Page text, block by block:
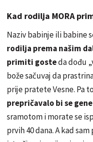
Kad rodilja MORA
Naziv babinje ili babine
rodilja prema našim
primiti gosteda dođu
bože sačuvaj da
prije pratete Vesne. Pa
prepričavalo bi se
sramotom i morate se
prvih 40 dana. A kad